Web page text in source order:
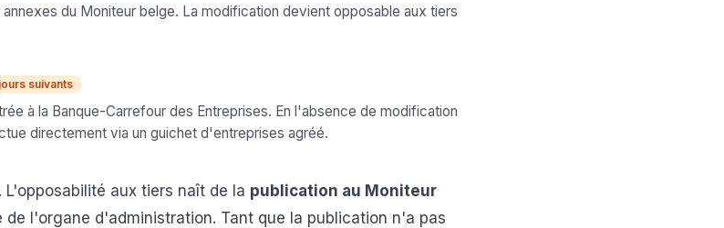
du Moniteur belge. La modification devient opposable aux tiers
suivants
à la Banque-Carrefour des Entreprises. En l'absence de modification
directement via un guichet d'entreprises agréé.
aux tiers naît de la publication au Moniteur
de l'organe d'administration. Tant que la publication n'a pas